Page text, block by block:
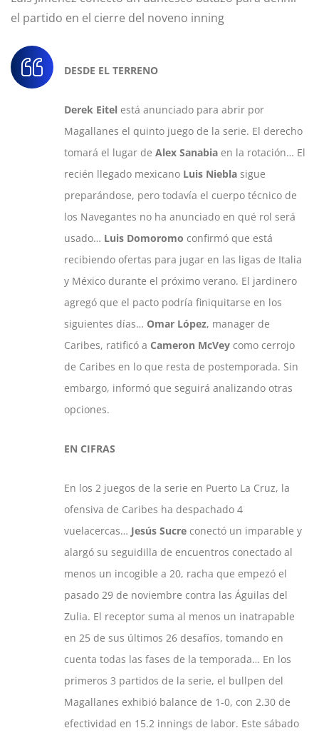
el partido en el cierre del noveno inning
DESDE EL TERRENO
Derek Eitel está anunciado para abrir por
Magallanes el quinto juego de la serie. El derecho
tomará el lugar de Alex Sanabia en la rotación… El
recién llegado mexicano Luis Niebla sigue
preparándose, pero todavía el cuerpo técnico de
los Navegantes no ha anunciado en qué rol será
usado… Luis Domoromo confirmó que está
recibiendo ofertas para jugar en las ligas de Italia
y México durante el próximo verano. El jardinero
agregó que el pacto podría finiquitarse en los
siguientes días… Omar López, manager de
Caribes, ratificó a Cameron McVey como cerrojo
de Caribes en lo que resta de postemporada. Sin
embargo, informó que seguirá analizando otras
opciones.
EN CIFRAS
En los 2 juegos de la serie en Puerto La Cruz, la
ofensiva de Caribes ha despachado 4
vuelacercas… Jesús Sucre conectó un imparable y
alargó su seguidilla de encuentros conectado al
menos un incogible a 20, racha que empezó el
pasado 29 de noviembre contra las Águilas del
Zulia. El receptor suma al menos un inatrapable
en 25 de sus últimos 26 desafíos, tomando en
cuenta todas las fases de la temporada… En los
primeros 3 partidos de la serie, el bullpen del
Magallanes exhibió balance de 1-0, con 2.30 de
efectividad en 15.2 innings de labor. Este sábado